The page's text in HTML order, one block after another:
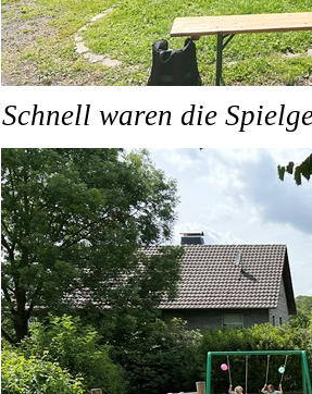
Schnell waren die